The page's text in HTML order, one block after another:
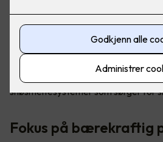
DEVI er en av verdens ledende
varmeløsninger. Med produkter
næringsbygg, kombinerer DEVI
og kvalitet. Selskapet leverer
som gir innendørs komfort og
snøsmeltesystemer som sørger for
Fokus på bærekraftig